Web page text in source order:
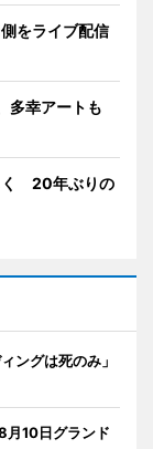
をライブ配信
多幸アートも
く 20年ぶりの
ングは死のみ」
月10日グランド